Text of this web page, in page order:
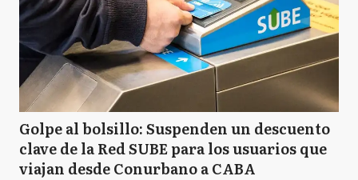
Golpe al bolsillo: Suspenden un descuento
clave de la Red SUBE para los usuarios que
viajan desde Conurbano a CABA